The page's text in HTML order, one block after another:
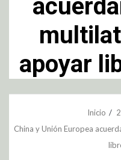
apoyar
Inicio
China y Unión Europea